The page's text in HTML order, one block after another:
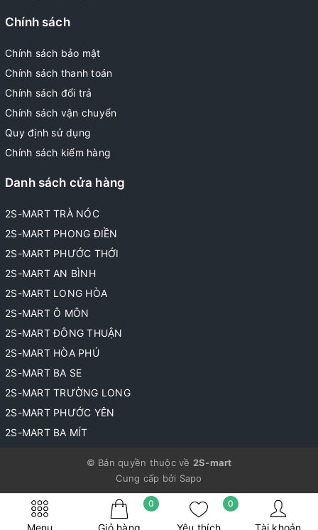
Menu Giỏ hàng
0
Yêu thích
0
Tài khoản
Chính sách
Chính sách bảo mật
Chính sách thanh toán
Chính sách đổi trả
Chính sách vận chuyển
Quy định sử dụng
Chính sách kiểm hàng
Danh sách cửa hàng
2S-MART TRÀ NÓC
2S-MART PHONG ĐIỀN
2S-MART PHƯỚC THỚI
2S-MART AN BÌNH
2S-MART LONG HÒA
2S-MART Ô MÔN
2S-MART ĐÔNG THUẬN
2S-MART HÒA PHÚ
2S-MART BA SE
2S-MART TRƯỜNG LONG
2S-MART PHƯỚC YÊN
2S-MART BA MÍT
© Bản quyền thuộc về 2S-mart
Cung cấp bởi Sapo